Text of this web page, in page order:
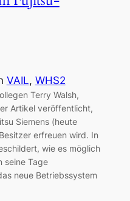
VAIL, WHS2
Terry Walsh,
Artikel veröffentlicht,
Siemens (heute
erfreuen wird. In
wie es möglich
seine Tage
neue Betriebssystem